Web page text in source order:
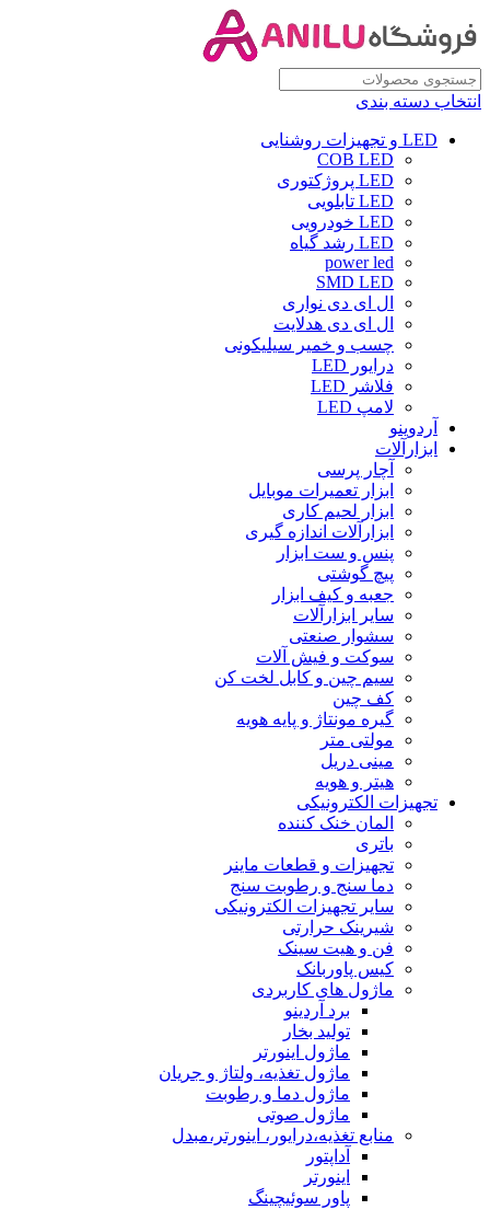
انتخاب دسته بندی
LED و تجهیزات روشنایی
COB LED
LED پروژکتوری
LED تابلویی
LED خودرویی
LED رشد گیاه
power led
SMD LED
ال ای دی نواری
ال ای دی هدلایت
چسب و خمیر سیلیکونی
درایور LED
فلاشر LED
لامپ LED
آردوینو
ابزارآلات
آچار پرسی
ابزار تعمیرات موبایل
ابزار لحیم کاری
ابزارآلات اندازه گیری
پنس و ست ابزار
پیچ گوشتی
جعبه و کیف ابزار
سایر ابزارآلات
سشوار صنعتی
سوکت و فیش آلات
سیم چین و کابل لخت کن
کف چین
گیره مونتاژ و پایه هویه
مولتی متر
مینی دریل
هیتر و هویه
تجهیزات الکترونیکی
المان خنک کننده
باتری
تجهیزات و قطعات ماینر
دما سنج و رطوبت سنج
سایر تجهیزات الکترونیکی
شیرینک حرارتی
فن و هیت سینک
کیس پاوربانک
ماژول های کاربردی
برد آردینو
تولید بخار
ماژول اینورتر
ماژول تغذیه، ولتاژ و جریان
ماژول دما و رطوبت
ماژول صوتی
منابع تغذیه،درایور، اینورتر،مبدل
آداپتور
اینورتر
پاور سوئیچینگ